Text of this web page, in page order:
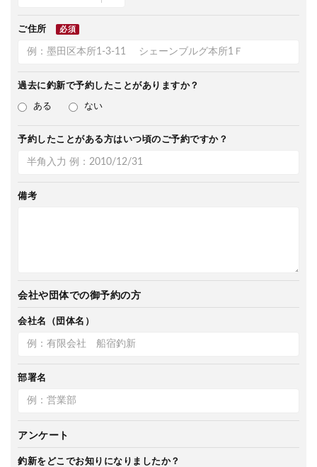
ご住所 必須
過去に釣新で予約したことがありますか？
ある ない
予約したことがある方はいつ頃のご予約ですか？
備考
会社や団体での御予約の方
会社名（団体名）
部署名
アンケート
釣新をどこでお知りになりましたか？